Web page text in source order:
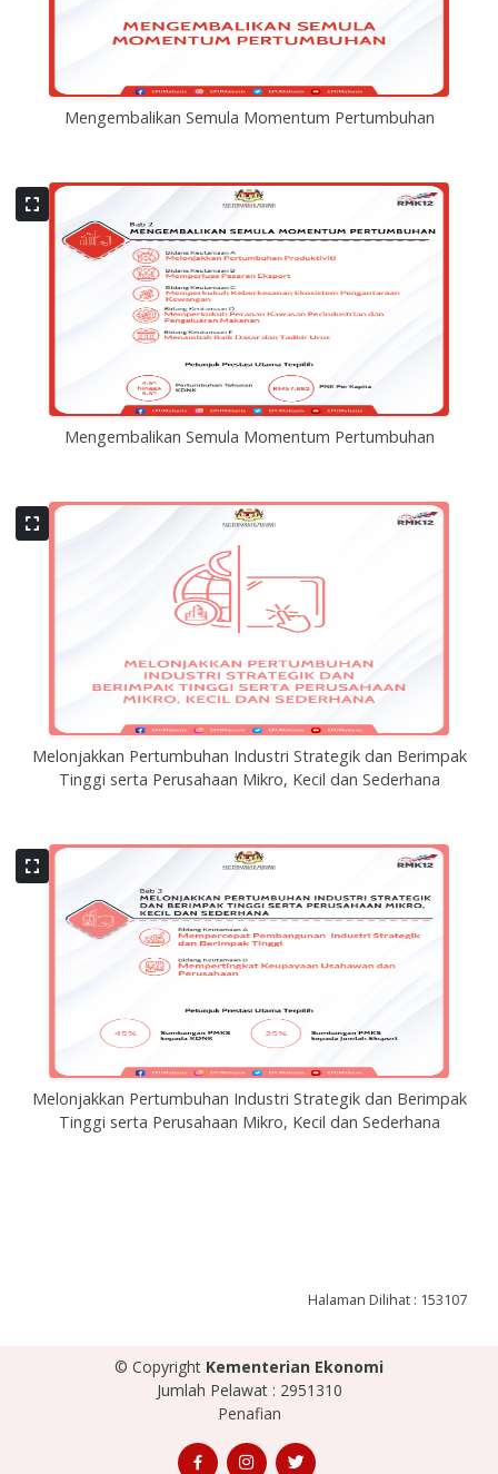
Mengembalikan Semula Momentum Pertumbuhan
Mengembalikan Semula Momentum Pertumbuhan
Melonjakkan Pertumbuhan Industri Strategik dan Berimpak
Tinggi serta Perusahaan Mikro, Kecil dan Sederhana
Melonjakkan Pertumbuhan Industri Strategik dan Berimpak
Tinggi serta Perusahaan Mikro, Kecil dan Sederhana
Halaman Dilihat : 153107
© Copyright Kementerian Ekonomi
Jumlah Pelawat : 2951310
Penafian